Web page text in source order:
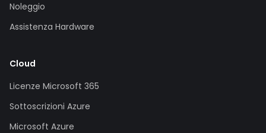
Noleggio
Assistenza Hardware
Cloud
Licenze Microsoft 365
Sottoscrizioni Azure
Microsoft Azure